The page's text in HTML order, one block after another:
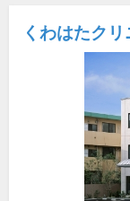
くわはたクリ